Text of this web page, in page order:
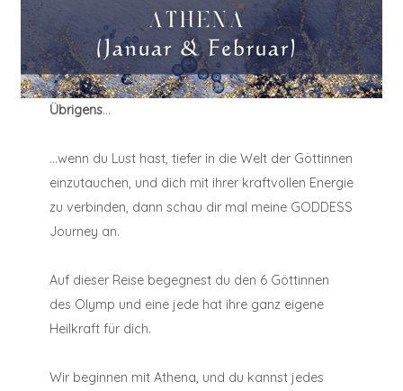
Übrigens…
…wenn du Lust hast, tiefer in die Welt der Göttinnen
einzutauchen, und dich mit ihrer kraftvollen Energie
zu verbinden, dann schau dir mal meine GODDESS
Journey an.
Auf dieser Reise begegnest du den 6 Göttinnen
des Olymp und eine jede hat ihre ganz eigene
Heilkraft für dich.
Wir beginnen mit Athena, und du kannst jedes